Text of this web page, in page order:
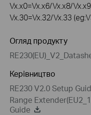
Vx.x0=Vx.x6/Vx.x8/
Vx.30=Vx.32/Vx.33
Огляд продукту
Керівництво
RE230 V2.0 Setup
Range
Guide